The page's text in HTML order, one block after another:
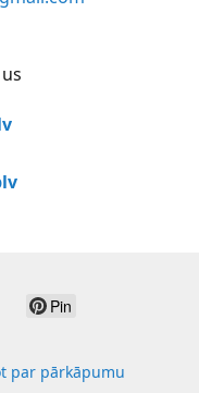
Pin
par pārkāpumu